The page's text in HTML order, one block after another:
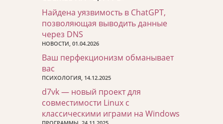
Найдена уязвимость в ChatGPT,
позволяющая выводить данные
через DNS
НОВОСТИ, 01.04.2026
Ваш перфекционизм обманывает
вас
ПСИХОЛОГИЯ, 14.12.2025
d7vk — новый проект для
совместимости Linux с
классическими играми на Windows